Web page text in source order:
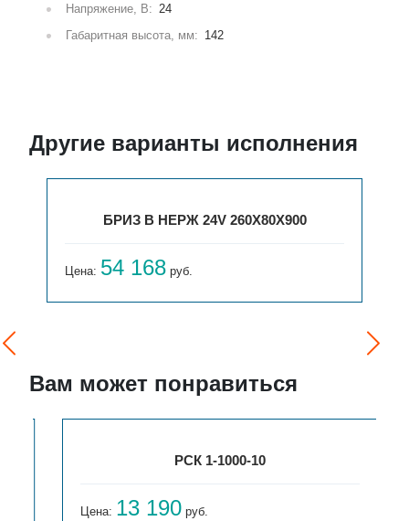
Напряжение, В: 24
Габаритная высота, мм: 142
Другие варианты исполнения
БРИЗ В НЕРЖ 24V 260X80X900
Цена: 54 168 руб.
Вам может понравиться
РСК 1-1000-10
Цена:13 190руб.